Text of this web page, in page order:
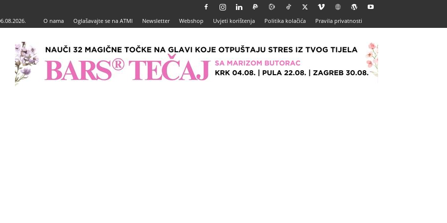
O nama Oglašavajte se na ATMI Newsletter Webshop Uvjeti korištenja Politika kolačića Pravila privatnosti